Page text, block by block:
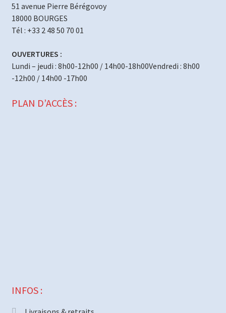
51 avenue Pierre Bérégovoy
18000 BOURGES
Tél : +33 2 48 50 70 01
OUVERTURES :
Lundi – jeudi : 8h00-12h00 / 14h00-18h00Vendredi : 8h00
-12h00 / 14h00 -17h00
PLAN D’ACCÈS :
INFOS :